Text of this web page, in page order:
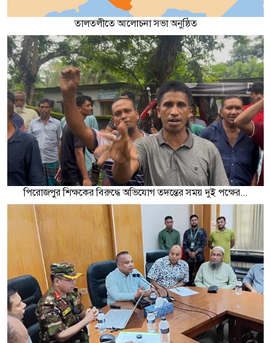
তালতলীতে আলোচনা সভা অনুষ্ঠিত
পিরোজপুর শিক্ষকের বিরুদ্ধে অভিযোগ তদন্তের সময় দুই পক্ষের...